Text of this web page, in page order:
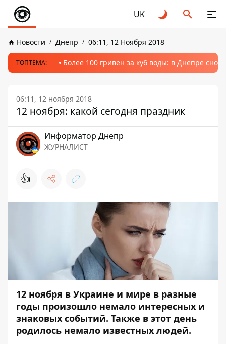
UK
Новости Днепр 06:11, 12 Ноября 2018
ТОПТЕМА: Более 100 гривен за куб воды: в Днепре
06:11, 12 ноября 2018
12 ноября: какой сегодня праздник
Информатор Днепр
ЖУРНАЛИСТ
👍
12 ноября в Украине и мире в разные
годы произошло немало интересных и
знаковых событий. Также в этот день
родилось немало известных людей.